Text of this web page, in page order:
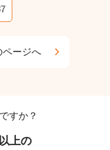
ページへ
すか？
上の